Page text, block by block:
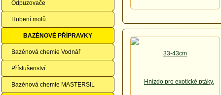
Odpuzovače
Hubení molů
BAZÉNOVÉ PŘÍPRAVKY
Bazénová chemie Vodnář
Příslušenství
Bazénová chemie MASTERSIL